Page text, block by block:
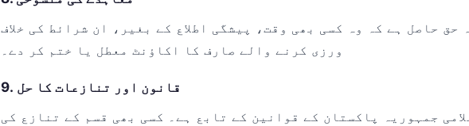
حق حاصل ہے کہ وہ کسی بھی وقت، پیشگی اطلاع کے بغیر، ان شرائط کی خلاف
ورزی کرنے والے صارف کا اکاؤنٹ معطل یا ختم کر دے۔
9. قانون اور تنازعات کا حل
جمہوریہ پاکستان کے قوانین کے تابع ہے۔ کسی بھی قسم کے تنازع کی